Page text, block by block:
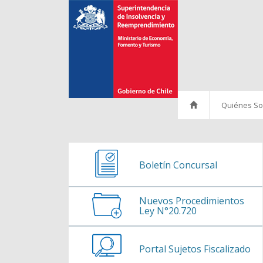
Ir al contenido
Quiénes
Autoridades
Organigrama
Boletín Concursal
Nuevos Procedimientos
Ley N°20.720
Portal Sujetos Fiscalizado